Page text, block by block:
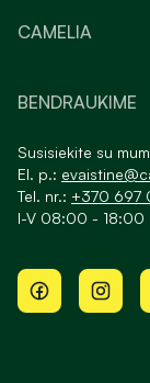
CAMELIA
BENDRAUKIME
Susisiekite su
El. p.:
Tel. nr.: +370 697
I-V 08:00 - 18:00